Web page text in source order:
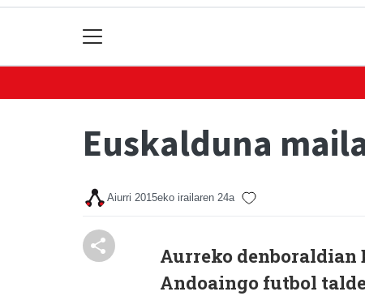
Euskalduna
Aiurri 2015eko irailaren 24a
Aurreko denboraldian
Andoaingo futbol